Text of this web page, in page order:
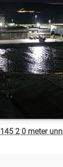
2 0 meter